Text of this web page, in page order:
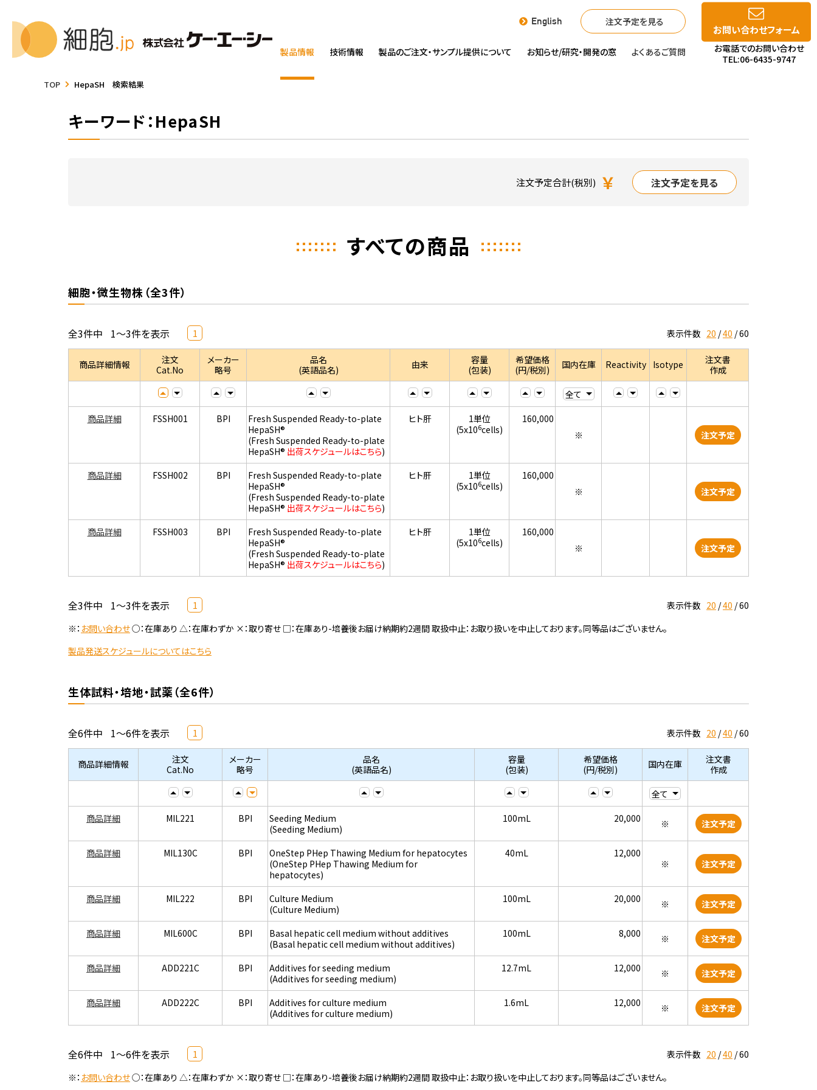
English 注文予定を見る
製品情報 技術情報 製品のご注文・サンプル提供について お知らせ/研究・開発の窓 よくあるご質問
お問い合わせフォーム
お電話でのお問い合わせ
TEL:06-6435-9747
TOP HepaSH 検索結果
キーワード：HepaSH
注文予定合計(税別) ￥ 注文予定を見る
すべての商品
細胞・微生物株（全3件）
全3件中 1～3件を表示 1 表示件数 20 40 60
商品詳細情報
注文
Cat.No
メーカー
略号
品名
(英語品名)
由来
容量
(包装)
希望価格
(円/税別)
国内在庫 Reactivity Isotype
注文書
作成
商品詳細 FSSH001 BPI
Fresh Suspended Ready-to-plate
HepaSH®
(Fresh Suspended Ready-to-plate
HepaSH® 出荷スケジュールはこちら)
ヒト肝
1単位
(5x106cells)
160,000
※
注文予定
商品詳細 FSSH002 BPI
Fresh Suspended Ready-to-plate
HepaSH®
(Fresh Suspended Ready-to-plate
HepaSH® 出荷スケジュールはこちら)
ヒト肝
1単位
(5x106cells)
160,000
※
注文予定
商品詳細 FSSH003 BPI
Fresh Suspended Ready-to-plate
HepaSH®
(Fresh Suspended Ready-to-plate
HepaSH® 出荷スケジュールはこちら)
ヒト肝
1単位
(5x106cells)
160,000
※
注文予定
全3件中 1～3件を表示 1 表示件数 20 40 60
※： お問い合わせ○：在庫あり △：在庫わずか ×：取り寄せ □：在庫あり-培養後お届け納期約2週間 取扱中止：お取り扱いを中止しております。同等品はございません。
製品発送スケジュールについてはこちら
生体試料・培地・試薬（全6件）
全6件中 1～6件を表示 1 表示件数 20 40 60
商品詳細情報
注文
Cat.No
メーカー
略号
品名
(英語品名)
容量
(包装)
希望価格
(円/税別)
国内在庫
注文書
作成
商品詳細 MIL221 BPI
Seeding Medium
(Seeding Medium)
100mL 20,000 ※ 注文予定
商品詳細 MIL130C BPI
OneStep PHep Thawing Medium for hepatocytes
(OneStep PHep Thawing Medium for
hepatocytes)
40mL
12,000
※
注文予定
商品詳細 MIL222 BPI
Culture Medium
(Culture Medium)
100mL 20,000 ※ 注文予定
商品詳細 MIL600C BPI
Basal hepatic cell medium without additives
(Basal hepatic cell medium without additives)
100mL 8,000 ※ 注文予定
商品詳細 ADD221C BPI
Additives for seeding medium
(Additives for seeding medium)
12.7mL 12,000 ※ 注文予定
商品詳細 ADD222C BPI
Additives for culture medium
(Additives for culture medium)
1.6mL 12,000 ※ 注文予定
全6件中 1～6件を表示 1 表示件数 20 40 60
※： お問い合わせ○：在庫あり △：在庫わずか ×：取り寄せ □：在庫あり-培養後お届け納期約2週間 取扱中止：お取り扱いを中止しております。同等品はございません。